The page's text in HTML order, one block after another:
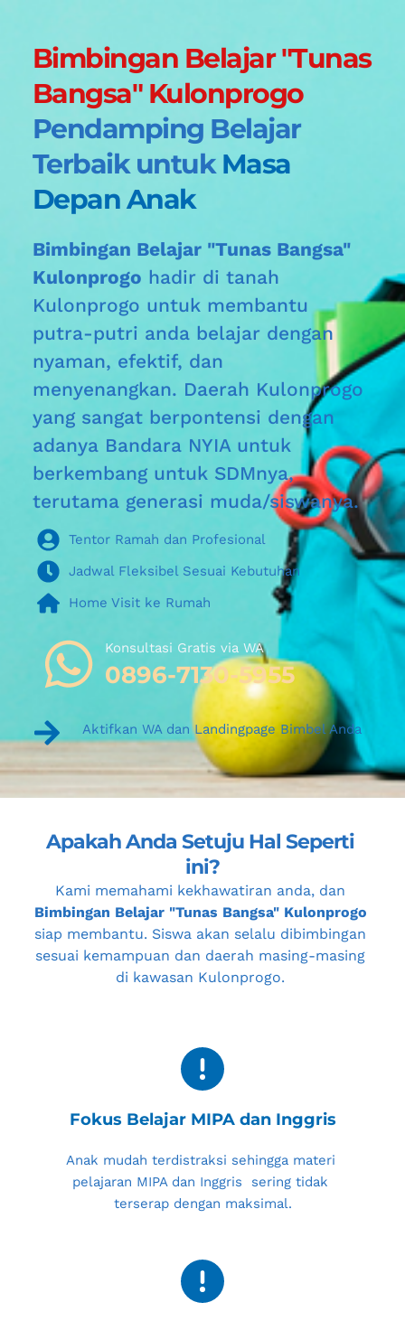
Bimbingan Belajar "Tunas
Bangsa" Kulonprogo
Pendamping Belajar
Terbaik untuk Masa
Depan Anak
Bimbingan Belajar "Tunas Bangsa"
Kulonprogo hadir di tanah
Kulonprogo untuk membantu
putra-putri anda belajar dengan
nyaman, efektif, dan
menyenangkan. Daerah Kulonprogo
yang sangat berpontensi dengan
adanya Bandara NYIA untuk
berkembang untuk SDMnya,
terutama generasi muda/siswanya.
Tentor Ramah dan Profesional
Jadwal Fleksibel Sesuai Kebutuhan
Home Visit ke Rumah
Konsultasi Gratis via WA
0896-7130-5955
Aktifkan WA dan Landingpage Bimbel Anda
Apakah Anda Setuju Hal Seperti
ini?
Bimbingan Belajar "Tunas Bangsa" Kulonprogo
siap membantu. Siswa akan selalu dibimbingan
sesuai kemampuan dan daerah masing-masing
di kawasan Kulonprogo.
Fokus Belajar MIPA dan Inggris
Anak mudah terdistraksi sehingga materi
pelajaran MIPA dan Inggris  sering tidak
terserap dengan maksimal.